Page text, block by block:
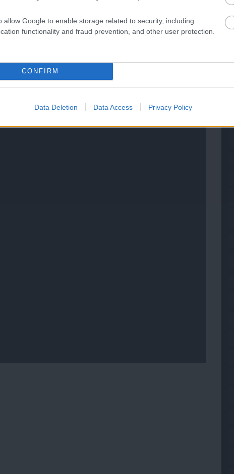
allow Google to enable storage related to security, including
functionality and fraud prevention, and other user protection.
CONFIRM
Data Deletion Data Access Privacy Policy